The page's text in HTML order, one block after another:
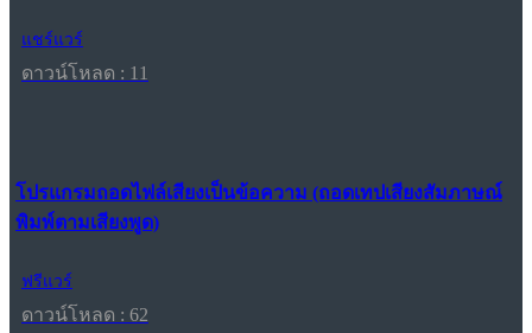
แชร์แวร์
ดาวน์โหลด : 11
โปรแกรมถอดไฟล์เสียงเป็นข้อความ (ถอดเทปเสียงสัมภาษณ์
พิมพ์ตามเสียงพูด)
ฟรีแวร์
ดาวน์โหลด : 62